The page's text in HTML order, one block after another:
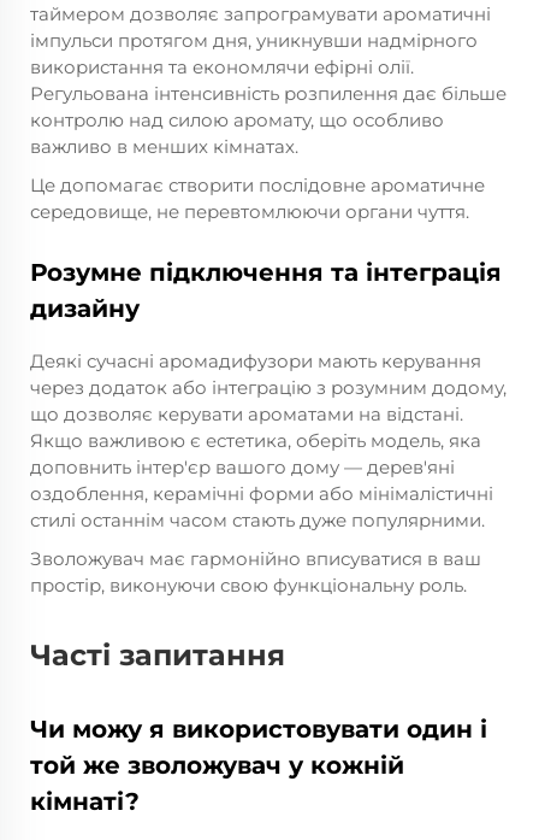
таймером дозволяє запрограмувати ароматичні
імпульси протягом дня, уникнувши надмірного
використання та економлячи ефірні олії.
Регульована інтенсивність розпилення дає більше
контролю над силою аромату, що особливо
важливо в менших кімнатах.
Це допомагає створити послідовне ароматичне
середовище, не перевтомлюючи органи чуття.
Розумне підключення та інтеграція
дизайну
Деякі сучасні аромадифузори мають керування
через додаток або інтеграцію з розумним додому,
що дозволяє керувати ароматами на відстані.
Якщо важливою є естетика, оберіть модель, яка
доповнить інтер'єр вашого дому — дерев'яні
оздоблення, керамічні форми або мінімалістичні
стилі останнім часом стають дуже популярними.
Зволожувач має гармонійно вписуватися в ваш
простір, виконуючи свою функціональну роль.
Часті запитання
Чи можу я використовувати один і
той же зволожувач у кожній
кімнаті?